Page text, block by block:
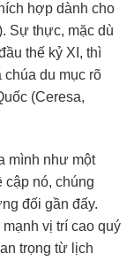
hợp dành cho
Sự thực, mặc dù
thế kỷ XI, thì
chúa du mục rõ
(Ceresa,
mình như một
cập nó, chúng
đối gần đấy.
mạnh vị trí cao quý
trọng từ lịch